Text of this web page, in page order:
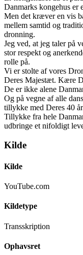
Danmarks kongehus er
Men det kræver en vis
mellem samtid og
dronning.
Jeg ved, at jeg taler på
stor respekt og
rolle på.
Vi er stolte af vores
Deres Majestæt. Kære
De er ikke alene
Og på vegne af alle
tillykke med Deres 40
Tillykke fra hele
udbringe et nifoldigt
Kilde
Kilde
YouTube.com
Kildetype
Transskription
Ophavsret